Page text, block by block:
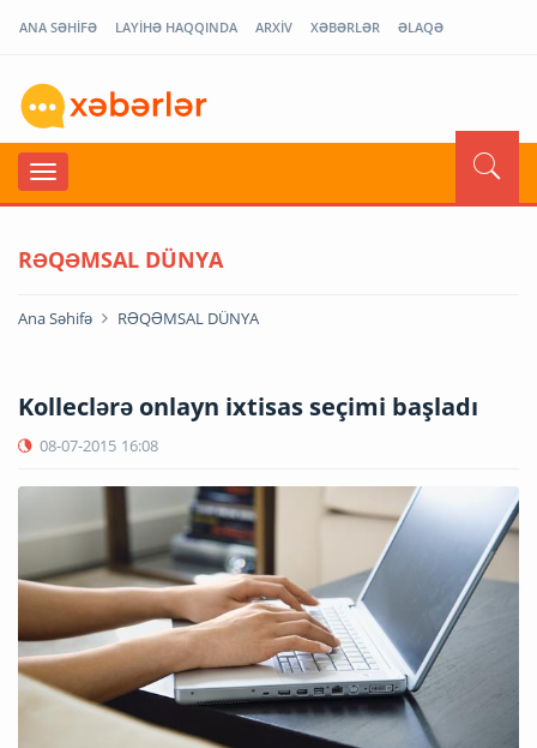
ANA SƏHİFƏ LAYİHƏ HAQQINDA ARXİV XƏBƏRLƏR ƏLAQƏ
RƏQƏMSAL DÜNYA
Ana Səhifə RƏQƏMSAL DÜNYA
Kolleclərə onlayn ixtisas seçimi başladı
08-07-2015 16:08